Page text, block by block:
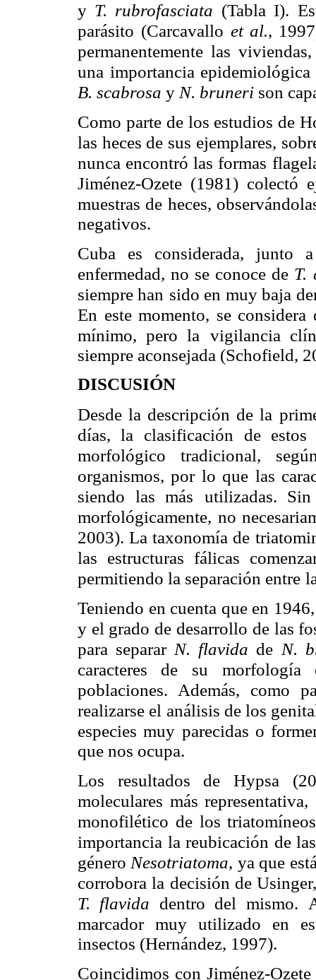
y T. rubrofasciata (Tabla I).
parásito (Carcavallo et al.,
permanentemente las viviendas,
una importancia
B. scabrosa y N. bruneri son
Como parte de los estudios de
las heces de sus ejemplares,
nunca encontró las formas
Jiménez-Ozete (1981) colectó
muestras de heces,
negativos.
Cuba es considerada, junto
enfermedad, no se conoce de T.
siempre han sido en muy baja
En este momento, se considera
mínimo, pero la vigilancia
siempre aconsejada (Schofield,
DISCUSIÓN
Desde la descripción de la
días, la clasificación
de
morfológico tradicional,
organismos, por lo que las
siendo las más
utilizadas. Sin
morfológicamente, no
2003). La taxonomía de
las estructuras fálicas
permitiendo la separación entre
Teniendo en cuenta que en
y el grado de desarrollo de las
para separar N. flavida de N.
caracteres de su
morfología
poblaciones. Además, como
realizarse el análisis de los
especies muy parecidas o
que nos ocupa.
Los resultados de Hypsa
moleculares más representativa,
monofilético de los
importancia la reubicación de
género Nesotriatoma, ya que
corrobora la decisión de
T. flavida dentro del mismo.
marcador muy
utilizado en
insectos (Hernández, 1997).
Coincidimos con Jiménez-